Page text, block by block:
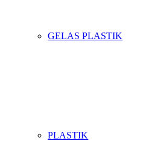
GELAS PLASTIK
PLASTIK